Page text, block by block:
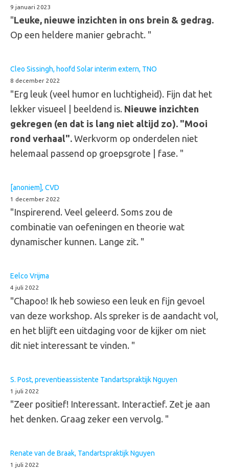
9 januari 2023
"Leuke, nieuwe inzichten in ons brein & gedrag.
Op een heldere manier gebracht. "
Cleo Sissingh, hoofd Solar interim extern, TNO
8 december 2022
"Erg leuk (veel humor en luchtigheid). Fijn dat het
lekker visueel | beeldend is. Nieuwe inzichten
gekregen (en dat is lang niet altijd zo). "Mooi
rond verhaal". Werkvorm op onderdelen niet
helemaal passend op groepsgrote | fase. "
[anoniem], CVD
1 december 2022
"Inspirerend. Veel geleerd. Soms zou de
combinatie van oefeningen en theorie wat
dynamischer kunnen. Lange zit. "
Eelco Vrijma
4 juli 2022
"Chapoo! Ik heb sowieso een leuk en fijn gevoel
van deze workshop. Als spreker is de aandacht vol,
en het blijft een uitdaging voor de kijker om niet
dit niet interessant te vinden. "
S. Post, preventieassistente Tandartspraktijk Nguyen
1 juli 2022
"Zeer positief! Interessant. Interactief. Zet je aan
het denken. Graag zeker een vervolg. "
Renate van de Braak, Tandartspraktijk Nguyen
1 juli 2022